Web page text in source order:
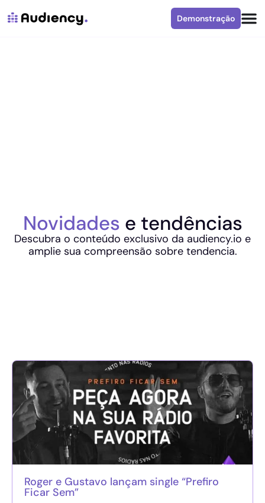
Demonstração
Novidades e tendências
Descubra o conteúdo exclusivo da audiency.io e
amplie sua compreensão sobre tendencia.
Roger e Gustavo lançam single “Prefiro
Ficar Sem”